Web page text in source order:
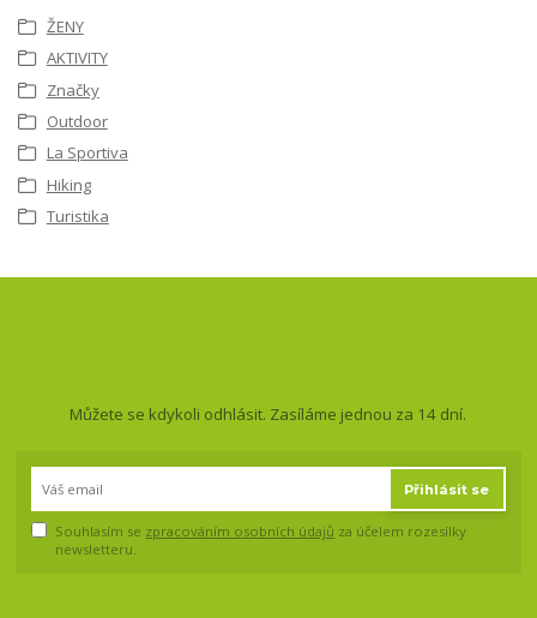
ŽENY
AKTIVITY
Značky
Outdoor
La Sportiva
Hiking
Turistika
Můžete se kdykoli odhlásit. Zasíláme jednou za 14 dní.
Přihlásit se
Souhlasím se zpracováním osobních údajů za účelem rozesílky
newsletteru.